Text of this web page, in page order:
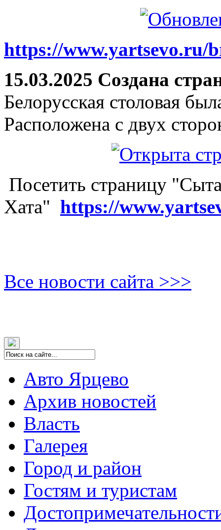
https://www.yartsevo.ru/
15.03.2025 Создана
Белорусская столовая
Расположена с двух
Посетить страницу
Хата" https://
Все новости сайта >>>
Авто Ярцево
Архив новостей
Власть
Галерея
Город и район
Гостям и туристам